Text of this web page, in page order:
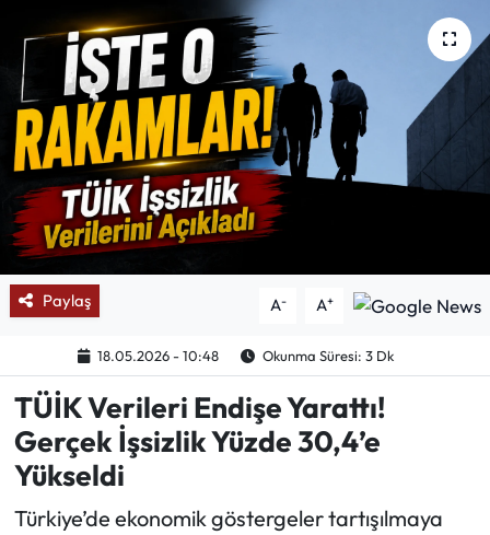
Paylaş A- A+
18.05.2026 - 10:48 Okunma Süresi: 3 Dk
TÜİK Verileri Endişe Yarattı!
Gerçek İşsizlik Yüzde 30,4’e
Yükseldi
Türkiye’de ekonomik göstergeler tartışılmaya
Mektup Galeri
Röportaj
Manşet
Köşe Yazıları
Karikatür Galeri
BIK
ASTROLOJİ
Spor Yazıları
Mektup Galeri
Ekonomi